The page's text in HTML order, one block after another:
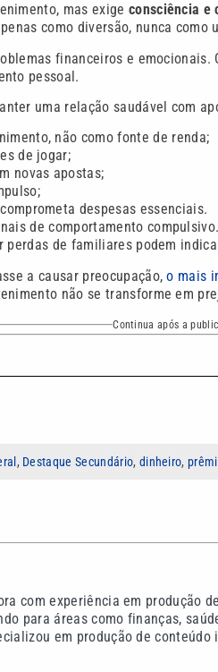
mas exige consciência e
como diversão, nunca
financeiros e emocionais.
pessoal.
uma relação saudável com
não como fonte de renda;
de jogar;
novas apostas;
despesas essenciais.
de comportamento
de familiares podem
a causar preocupação,o mais
não se transforme em
Continua após a
, Destaque Secundário, dinheiro,
com experiência em produção
para áreas como finanças,
em produção de